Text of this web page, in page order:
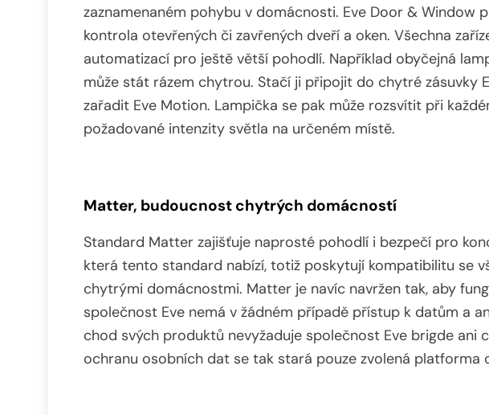
zaznamenaném pohybu v domácnosti. Eve Door & Window
kontrola otevřených či zavřených dveří a oken. Všechna
automatizací pro ještě větší pohodlí. Například obyčejná
může stát rázem chytrou. Stačí ji připojit do chytré zásuvky
zařadit Eve Motion. Lampička se pak může rozsvítit při
požadované intenzity světla na určeném místě.
Matter, budoucnost chytrých domácností
Standard Matter zajišťuje naprosté pohodlí i bezpečí pro
která tento standard nabízí, totiž poskytují kompatibilitu se
chytrými domácnostmi. Matter je navíc navržen tak, aby
společnost Eve nemá v žádném případě přístup k datům a
chod svých produktů nevyžaduje společnost Eve brigde ani
ochranu osobních dat se tak stará pouze zvolená platforma